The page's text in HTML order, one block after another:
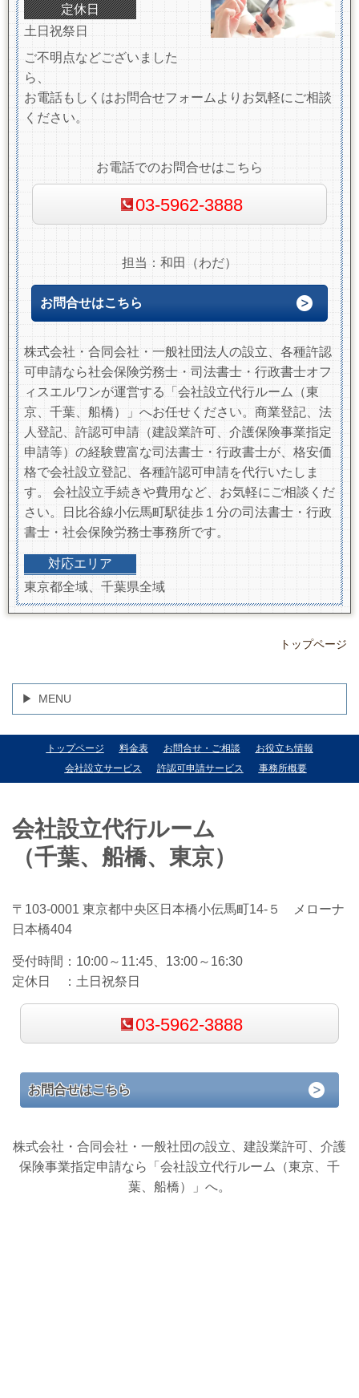
定休日
土日祝祭日
ご不明点などございました
ら、
お電話もしくはお問合せフォームよりお気軽にご相談
ください。
お電話でのお問合せはこちら
03-5962-3888
担当：和田（わだ）
お問合せはこちら
株式会社・合同会社・一般社団法人の設立、各種許認
可申請なら社会保険労務士・司法書士・行政書士オフ
ィスエルワンが運営する「会社設立代行ルーム（東
京、千葉、船橋）」へお任せください。商業登記、法
人登記、許認可申請（建設業許可、介護保険事業指定
申請等）の経験豊富な司法書士・行政書士が、格安価
格で会社設立登記、各種許認可申請を代行いたしま
す。 会社設立手続きや費用など、お気軽にご相談くだ
さい。日比谷線小伝馬町駅徒歩１分の司法書士・行政
書士・社会保険労務士事務所です。
対応エリア
東京都全域、千葉県全域
トップページ
MENU
トップページ 料金表 お問合せ・ご相談
お役立ち情報
会社設立サービス
許認可申請サービス 事務所概要
会社設立代行ルーム
（千葉、船橋、東京）
〒103-0001 東京都中央区日本橋小伝馬町14-５ メローナ
日本橋404
受付時間： 10:00～11:45、13:00～16:30
定休日 ： 土日祝祭日
03-5962-3888
お問合せはこちら
株式会社・合同会社・一般社団の設立、建設業許可、介護
保険事業指定申請なら「会社設立代行ルーム（東京、千
葉、船橋）」へ。